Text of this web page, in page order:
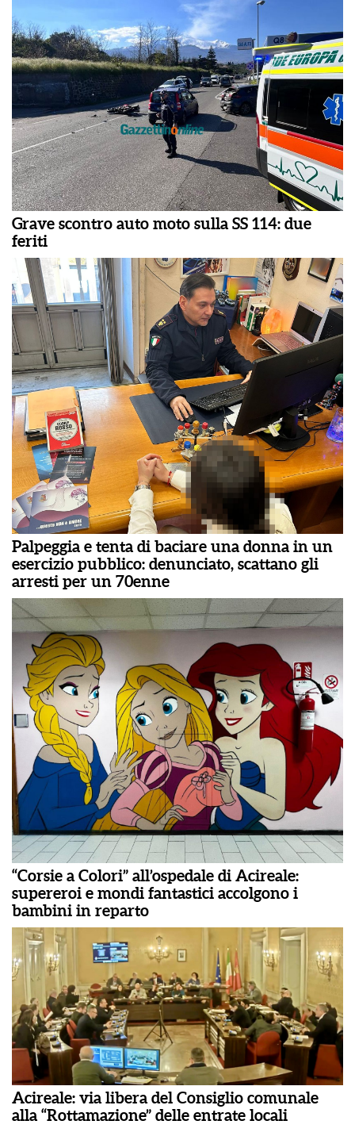
Grave scontro auto moto sulla SS 114: due
feriti
Palpeggia e tenta di baciare una donna in un
esercizio pubblico: denunciato, scattano gli
arresti per un 70enne
“Corsie a Colori” all’ospedale di Acireale:
supereroi e mondi fantastici accolgono i
bambini in reparto
Acireale: via libera del Consiglio comunale
alla “Rottamazione” delle entrate locali